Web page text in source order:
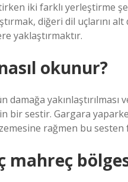
iki farklı yerleştirme
diğeri dil uçlarını
yaklaştırmaktır.
okunur?
damağa
bir sestir. Gargara
rağmen bu sesten
mahreç